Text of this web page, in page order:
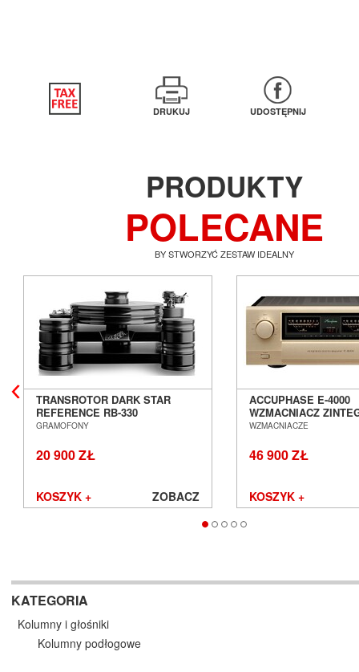
DRUKUJ UDOSTĘPNIJ
PRODUKTY
POLECANE
BY STWORZYĆ ZESTAW IDEALNY
TRANSROTOR DARK STAR
REFERENCE RB-330
GRAMOFON ANALOGOWY
GRAMOFONY
20 900 ZŁ
KOSZYK + ZOBACZ
ACCUPHASE E-4000
WZMACNIACZ
SALON POZNAŃ
WZMACNIACZE
46 900 ZŁ
KOSZYK +
KATEGORIA
Kolumny i głośniki
Kolumny podłogowe